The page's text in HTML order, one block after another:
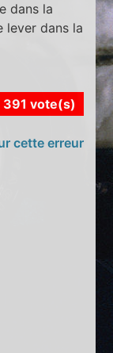
dans la
lever dans la
391 vote(s)
cette erreur